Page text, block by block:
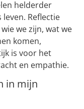
helderder
Reflectie
we zijn, wat we
komen,
is voor het
en empathie.
in mijn